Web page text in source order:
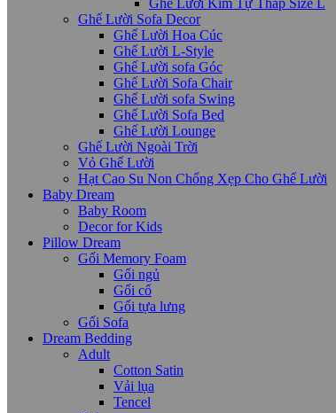
Ghế Lười Kim Tự Tháp Size L
Ghế Lười Sofa Decor
Ghế Lười Hoa Cúc
Ghế Lười L-Style
Ghế Lười sofa Góc
Ghế Lười Sofa Chair
Ghế Lười sofa Swing
Ghế Lười Sofa Bed
Ghế Lười Lounge
Ghế Lười Ngoài Trời
Vỏ Ghế Lười
Hạt Cao Su Non Chống Xẹp Cho Ghế Lười
Baby Dream
Baby Room
Decor for Kids
Pillow Dream
Gối Memory Foam
Gối ngủ
Gối cổ
Gối tựa lưng
Gối Sofa
Dream Bedding
Adult
Cotton Satin
Vải lụa
Tencel